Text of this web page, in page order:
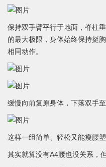
保持双手臂平行于地面，脊柱
的最大极限，身体始终保持挺
相同动作。
缓慢向前复原身体，下落双手至
这样一组简单、轻松又能瘦腰
其实就算没有A4腰也没关系，